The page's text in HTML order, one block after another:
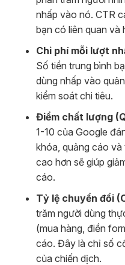
nhấp vào nó. CTR
bạn có liên quan và
Chi phí mỗi lượt
Số tiền trung bình
dùng nhấp vào
kiểm soát chi tiêu.
Điểm chất lượng
1-10 của Google
khóa, quảng cáo
cao hơn sẽ giúp
cáo.
Tỷ lệ chuyển đổi
trăm người dùng
(mua hàng, điền
cáo. Đây là chỉ số
của chiến dịch.